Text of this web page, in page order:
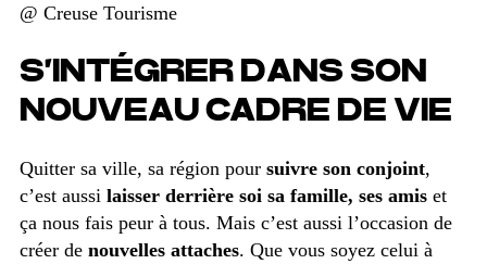
@ Creuse Tourisme
S’INTÉGRER DANS SON
NOUVEAU CADRE DE VIE
Quitter sa ville, sa région pour suivre son conjoint,
c’est aussi laisser derrière soi sa famille, ses amiset
ça nous fais peur à tous. Mais c’est aussi l’occasion de
créer de nouvelles attaches. Que vous soyez celui à